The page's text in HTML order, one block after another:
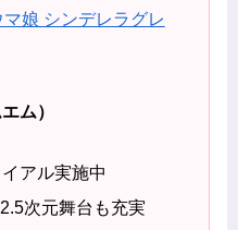
娘 シンデレラグレ
ム）
アル実施中
次元舞台も充実